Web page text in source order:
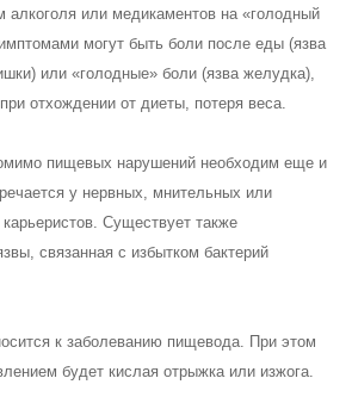
алкоголя или медикаментов на «голодный
могут быть боли после еды (язва
или «голодные» боли (язва желудка),
отхождении от диеты, потеря веса.
пищевых нарушений необходим еще и
у нервных, мнительных или
Существует также
связанная с избытком бактерий
к заболеванию пищевода. При этом
будет кислая отрыжка или изжога.